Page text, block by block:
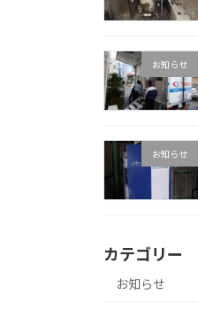
お知らせ
お知らせ
カテゴリー
お知らせ